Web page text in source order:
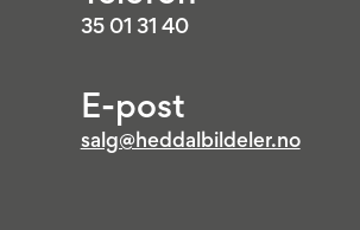
35 01 31 40
E-post
salg@heddalbildeler.no